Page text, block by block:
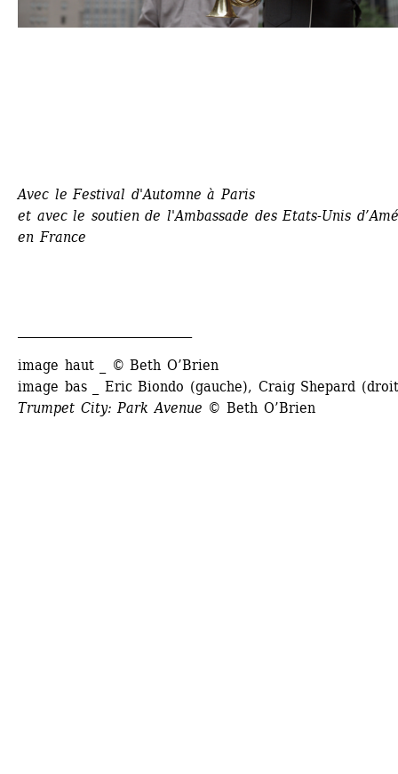
Avec le Festival d'Automne à Paris
et avec le soutien de l'Ambassade des Etats-Unis
en France
image haut _ © Beth O’Brien
image bas _ Eric Biondo (gauche), Craig Shepard
Trumpet City: Park Avenue © Beth O’Brien